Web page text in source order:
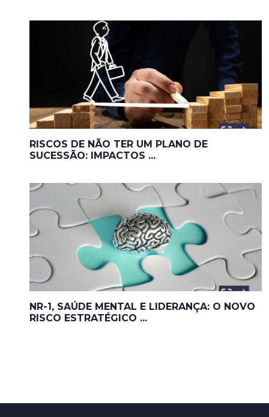
RISCOS DE NÃO TER UM PLANO DE
SUCESSÃO: IMPACTOS ...
NR-1, SAÚDE MENTAL E LIDERANÇA: O NOVO
RISCO ESTRATÉGICO ...